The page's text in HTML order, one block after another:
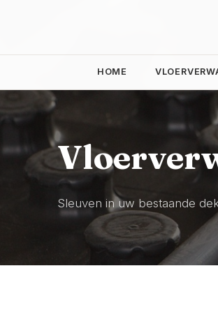
HOME
Sleuven in uw bestaande